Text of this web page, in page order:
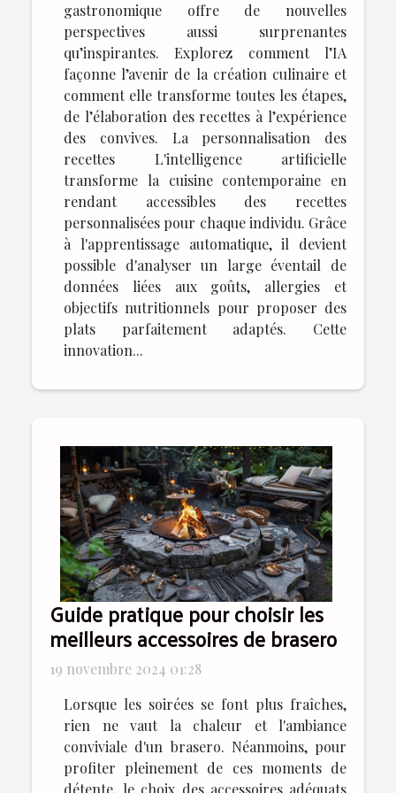
gastronomique offre de nouvelles
perspectives aussi surprenantes
qu’inspirantes. Explorez comment l’IA
façonne l’avenir de la création culinaire et
comment elle transforme toutes les étapes,
de l’élaboration des recettes à l’expérience
des convives. La personnalisation des
recettes L'intelligence artificielle
transforme la cuisine contemporaine en
rendant accessibles des recettes
personnalisées pour chaque individu. Grâce
à l'apprentissage automatique, il devient
possible d'analyser un large éventail de
données liées aux goûts, allergies et
objectifs nutritionnels pour proposer des
plats parfaitement adaptés. Cette
innovation...
Guide pratique pour choisir les
meilleurs accessoires de brasero
19 novembre 2024 01:28
Lorsque les soirées se font plus fraîches,
rien ne vaut la chaleur et l'ambiance
conviviale d'un brasero. Néanmoins, pour
profiter pleinement de ces moments de
détente, le choix des accessoires adéquats